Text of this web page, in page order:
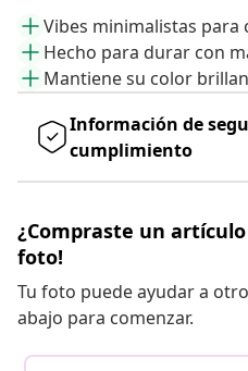
Vibes minimalistas
Hecho para durar con
Mantiene su color
Información de
cumplimiento
¿Compraste un
foto!
Tu foto puede ayudar a
abajo para comenzar.